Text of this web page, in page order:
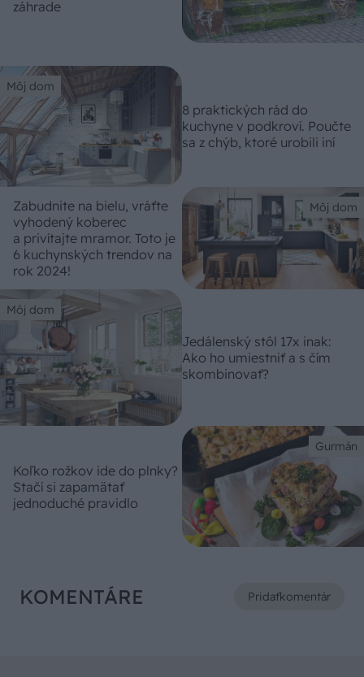
záhrade
Môj dom
8 praktických rád do
kuchyne v podkroví. Poučte
sa z chýb, ktoré urobili iní
Môj dom
Zabudnite na bielu, vráťte
vyhodený koberec
a privítajte mramor. Toto je
6 kuchynských trendov na
rok 2024!
Môj dom
Jedálenský stôl 17x inak:
Ako ho umiestniť a s čím
skombinovať?
Gurmán
Koľko rožkov ide do plnky?
Stačí si zapamätať
jednoduché pravidlo
KOMENTÁRE Pridaťkomentár